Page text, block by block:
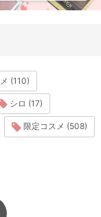
(110)
シロ (17)
限定コスメ (508)